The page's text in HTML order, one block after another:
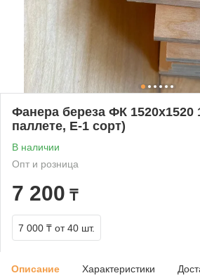
Фанера береза ФК 1520х1520
паллете, E-1 сорт)
В наличии
Опт и розница
7 200 ₸
7 000 ₸ от 40 шт.
Описание Характеристики